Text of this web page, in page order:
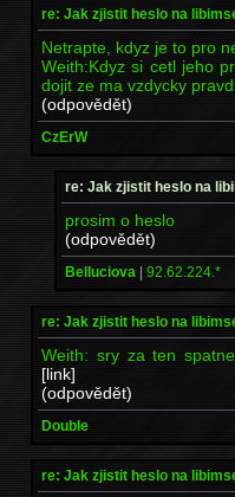
re: Jak zjistit heslo na
Netrapte, kdyz je to pro
Weith:Kdyz si cetl jeho
dojit ze ma vzdycky
(odpovědět)
CzErW
re: Jak zjistit heslo na
prosim o heslo
(odpovědět)
Belluciova | 92.62.224.*
re: Jak zjistit heslo na
Weith: sry za ten
[link]
(odpovědět)
Double
re: Jak zjistit heslo na